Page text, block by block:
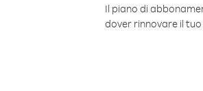
Il piano di
dover rinnovare il